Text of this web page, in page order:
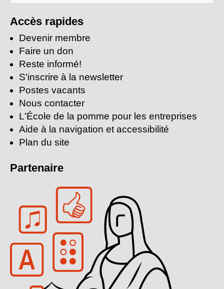
clés:
Accès rapides
Devenir membre
Faire un don
Reste informé!
S'inscrire à la newsletter
Postes vacants
Nous contacter
L'École de la pomme pour les entreprises
Aide à la navigation et accessibilité
Plan du site
Partenaire